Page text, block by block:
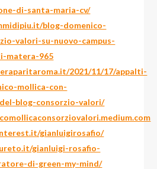
di-santa-maria-cv/
blog-domenico-
valori-su-nuovo-campus-
matera-965
2021/11/17/appalti-
mollica-con-
blog-consorzio-valori/
gianluigirosafio/
gianluigi-rosafio-
di-green-my-mind/